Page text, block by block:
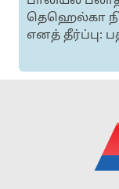
தெஹெல்கா
எனத் தீர்ப்பு: